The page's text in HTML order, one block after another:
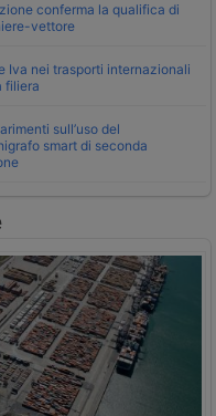
conferma la qualifica di
vettore
Iva nei trasporti internazionali
filiera
sull’uso del
smart di seconda